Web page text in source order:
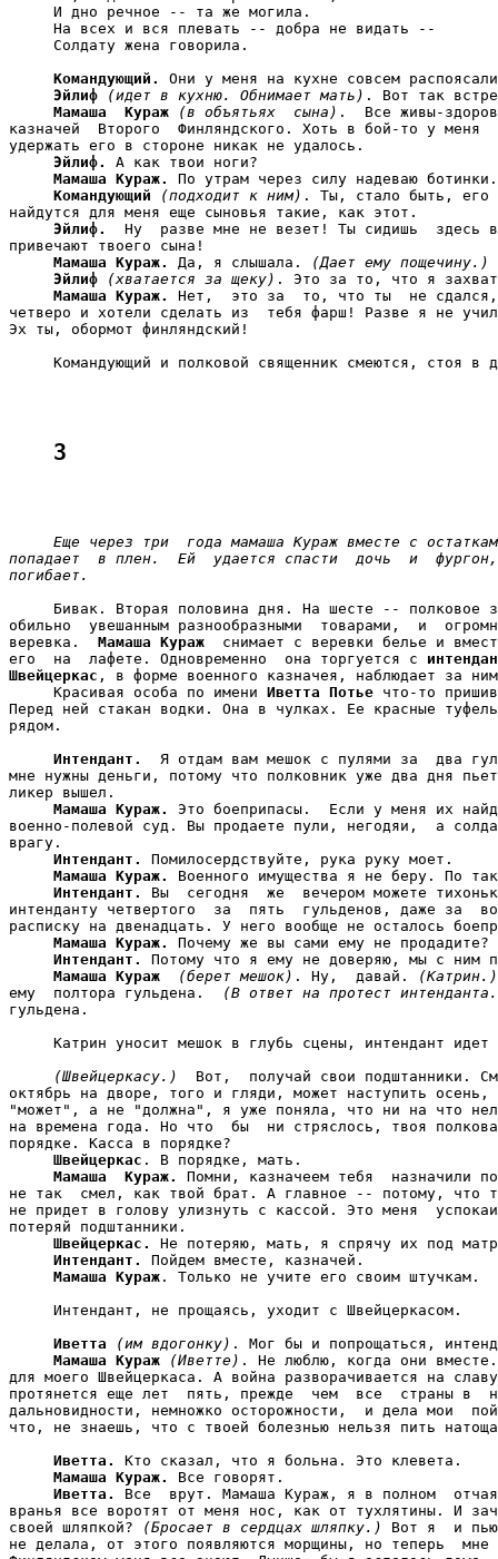
     И дно речное -- та же могила.
     На всех и вся плевать -- добра не видать --
     Солдату жена говорила.
Командующий.
Они у меня на кухне совсем
Эйлиф
(идет в кухню. Обнимает мать) . Вот так
Мамаша  Кураж
(в объятьях  сына) .  Все живы-
казначей  Второго  Финляндского. Хоть в бой-то у меня
удержать его в стороне никак не удалось.
Эйлиф.
А как твои ноги?
Мамаша Кураж.
По утрам через силу надеваю ботинки.
Командующий
(подходит к ним) . Ты, стало быть, его
найдутся для меня еще сыновья такие, как этот.
Эйлиф.
Ну  разве мне не везет! Ты сидишь  здесь
привечают твоего сына!
Мамаша Кураж.
Да, я слышала.
(Дает ему пощечину.)
Эйлиф
(хватается за щеку) . Это за то, что я
Мамаша Кураж.
Нет,  это за  то, что ты  не сдался,
четверо и хотели сделать из  тебя фарш! Разве я не
Эх ты, обормот финляндский!
Командующий и полковой священник смеются, стоя в
3
Еще через три  года мамаша Кураж вместе с
попадает  в плен.  Ей  удается спасти  дочь  и
погибает.
Бивак. Вторая половина дня. На шесте -- полковое
обильно  увешанным разнообразными  товарами,  и
веревка. Мамаша Кураж
снимает с веревки белье и
его  на  лафете. Одновременно  она торгуется с
Швейцеркас , в форме военного казначея, наблюдает за
     Красивая особа по имени
Иветта Потье что-то
Перед ней стакан водки. Она в чулках. Ее красные
рядом.
Интендант.
Я отдам вам мешок с пулями за  два
мне нужны деньги, потому что полковник уже два дня
ликер вышел.
Мамаша Кураж.
Это боеприпасы.  Если у меня их
военно-полевой суд. Вы продаете пули, негодяи,  а
врагу.
Интендант.
Помилосердствуйте, рука руку моет.
Мамаша Кураж.
Военного имущества я не беру. По
Интендант.
Вы  сегодня  же  вечером можете
интенданту четвертого  за  пять  гульденов, даже за
расписку на двенадцать. У него вообще не осталось
Мамаша Кураж.
Почему же вы сами ему не продадите?
Интендант.
Потому что я ему не доверяю, мы с ним
Мамаша Кураж
(берет мешок) . Ну,  давай.
(Катрин.)
ему  полтора гульдена.
(В ответ на протест
гульдена.
Катрин уносит мешок в глубь сцены, интендант идет
(Швейцеркасу.)
Вот,  получай свои подштанники.
октябрь на дворе, того и гляди, может наступить осень,
"может", а не "должна", я уже поняла, что ни на что
на времена года. Но что  бы  ни стряслось, твоя
порядке. Касса в порядке?
Швейцеркас . В порядке, мать.
Мамаша  Кураж.
Помни, казначеем тебя  назначили
не так  смел, как твой брат. А главное -- потому, что
не придет в голову улизнуть с кассой. Это меня
потеряй подштанники.
Швейцеркас.
Не потеряю, мать, я спрячу их под
Интендант.
Пойдем вместе, казначей.
Мамаша Кураж . Только не учите его своим штучкам.
     Интендант, не прощаясь, уходит с Швейцеркасом.
Иветта
(им вдогонку) . Мог бы и попрощаться,
Мамаша Кураж
(Иветте) . Не люблю, когда они
для моего Швейцеркаса. А война разворачивается на
протянется еще лет  пять, прежде  чем  все  страны в
дальновидности, немножко осторожности,  и дела мои
что, не знаешь, что с твоей болезнью нельзя пить
Иветта.
Кто сказал, что я больна. Это клевета.
Мамаша Кураж.
Все говорят.
Иветта.
Все  врут. Мамаша Кураж, я в полном
вранья все воротят от меня нос, как от тухлятины. И
своей шляпкой?
(Бросает в сердцах шляпку.)
Вот я  и
не делала, от этого появляются морщины, но теперь